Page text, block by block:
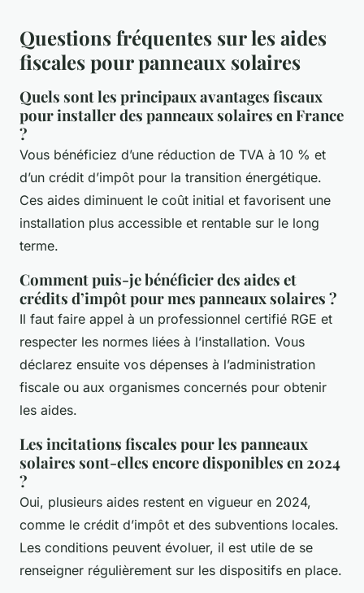
Questions fréquentes sur les aides
fiscales pour panneaux solaires
Quels sont les principaux avantages fiscaux
pour installer des panneaux solaires en France
?
Vous bénéficiez d’une réduction de TVA à 10 % et
d’un crédit d’impôt pour la transition énergétique.
Ces aides diminuent le coût initial et favorisent une
installation plus accessible et rentable sur le long
terme.
Comment puis-je bénéficier des aides et
crédits d’impôt pour mes panneaux solaires ?
Il faut faire appel à un professionnel certifié RGE et
respecter les normes liées à l’installation. Vous
déclarez ensuite vos dépenses à l’administration
fiscale ou aux organismes concernés pour obtenir
les aides.
Les incitations fiscales pour les panneaux
solaires sont-elles encore disponibles en 2024
?
Oui, plusieurs aides restent en vigueur en 2024,
comme le crédit d’impôt et des subventions locales.
Les conditions peuvent évoluer, il est utile de se
renseigner régulièrement sur les dispositifs en place.